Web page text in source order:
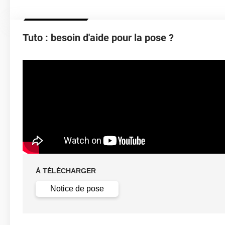
Température D'application
Inflammabilité
Type De Pose
Tuto : besoin d'aide pour la pose ?
À TÉLÉCHARGER
Notice de pose